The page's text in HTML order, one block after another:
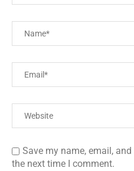
Save my name, email,
the next time I comment.